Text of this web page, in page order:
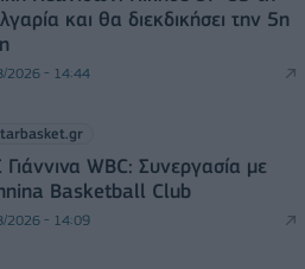
και θα διεκδικήσει την 5η
2026 - 14:44
WBC: Συνεργασία με
Basketball Club
2026 - 14:09